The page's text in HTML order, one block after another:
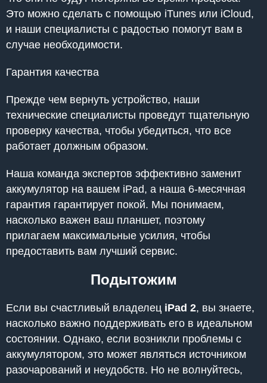
Это можно сделать с помощью iTunes или iCloud,
и наши специалисты с радостью помогут вам в
случае необходимости.
Гарантия качества
Прежде чем вернуть устройство, наши
технические специалисты проведут тщательную
проверку качества, чтобы убедиться, что все
работает должным образом.
Наша команда экспертов эффективно заменит
аккумулятор на вашем iPad, а наша 6-месячная
гарантия гарантирует покой. Мы понимаем,
насколько важен ваш планшет, поэтому
прилагаем максимальные усилия, чтобы
предоставить вам лучший сервис.
Подытожим
Если вы счастливый владелец iPad 2, вы знаете,
насколько важно поддерживать его в идеальном
состоянии. Однако, если возникли проблемы с
аккумулятором, это может являться источником
разочарований и неудобств. Но не волнуйтесь,